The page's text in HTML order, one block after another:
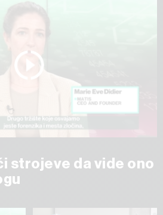
strojeve da vide ono